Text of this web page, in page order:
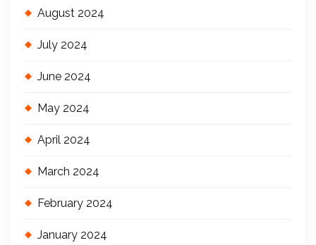
August 2024
July 2024
June 2024
May 2024
April 2024
March 2024
February 2024
January 2024